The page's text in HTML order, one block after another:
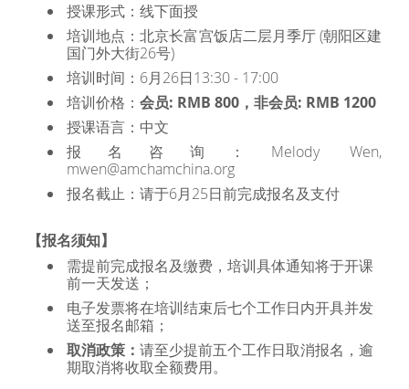
授课形式：线下面授
培训地点：北京长富宫饭店二层月季厅 (朝阳区建
国门外大街26号)
培训时间：6月26日13:30 - 17:00
培训价格：会员: RMB 800，非会员: RMB 1200
授课语言：中文
报名咨询：Melody Wen,
mwen@amchamchina.org
报名截止：请于6月25日前完成报名及支付
【报名须知】
需提前完成报名及缴费，培训具体通知将于开课
前一天发送；
电子发票将在培训结束后七个工作日内开具并发
送至报名邮箱；
取消政策：请至少提前五个工作日取消报名，逾
期取消将收取全额费用。